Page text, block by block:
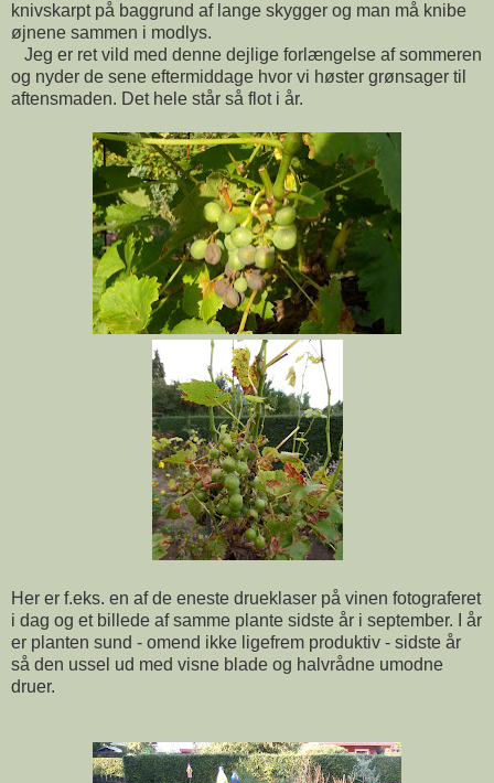
knivskarpt på baggrund af lange skygger og man må knibe
øjnene sammen i modlys.
Jeg er ret vild med denne dejlige forlængelse af sommeren
og nyder de sene eftermiddage hvor vi høster grønsager til
aftensmaden. Det hele står så flot i år.
Her er f.eks. en af de eneste drueklaser på vinen fotograferet
i dag og et billede af samme plante sidste år i september. I år
er planten sund - omend ikke ligefrem produktiv - sidste år
så den ussel ud med visne blade og halvrådne umodne
druer.